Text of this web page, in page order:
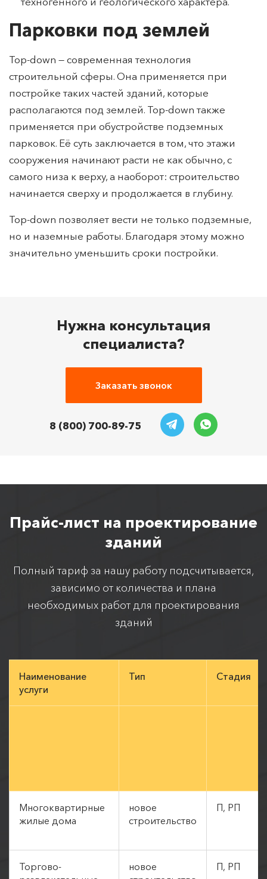
техногенного и геологического характера.
Парковки под землей
Top-down — современная технология
строительной сферы. Она применяется при
постройке таких частей зданий, которые
располагаются под землей. Top-down также
применяется при обустройстве подземных
парковок. Её суть заключается в том, что этажи
сооружения начинают расти не как обычно, с
начинается сверху и продолжается в глубину.
Top-down позволяет вести не только подземные,
Заказать звонок
Прайс-лист на проектирование
зданий
Полный тариф за нашу работу подсчитывается,
зависимо от количества и плана
Наименование
Тип Стадия
жилые дома
строительство